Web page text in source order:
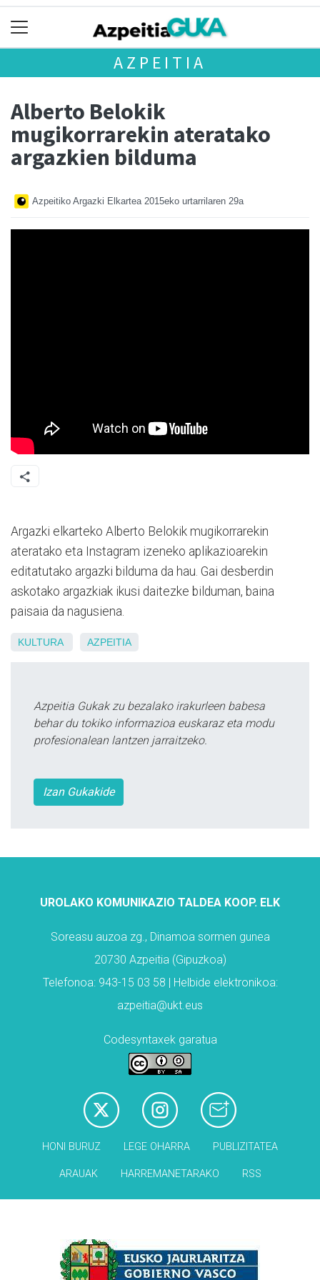
AZPEITIA
Alberto Belokik
mugikorrarekin ateratako
argazkien bilduma
Azpeitiko Argazki Elkartea 2015eko urtarrilaren 29a
Argazki elkarteko Alberto Belokik mugikorrarekin
ateratako eta Instagram izeneko aplikazioarekin
editatutako argazki bilduma da hau. Gai desberdin
askotako argazkiak ikusi daitezke bilduman, baina
paisaia da nagusiena.
KULTURA AZPEITIA
Azpeitia Gukak zu bezalako irakurleen babesa
behar du tokiko informazioa euskaraz eta modu
profesionalean lantzen jarraitzeko.
Izan Gukakide
UROLAKO KOMUNIKAZIO TALDEA KOOP. ELK
Soreasu auzoa zg., Dinamoa sormen gunea
20730 Azpeitia (Gipuzkoa)
Telefonoa: 943-15 03 58 | Helbide elektronikoa:
azpeitia@ukt.eus
Codesyntaxek garatua
HONI BURUZ LEGE OHARRA PUBLIZITATEA
ARAUAK HARREMANETARAKO RSS